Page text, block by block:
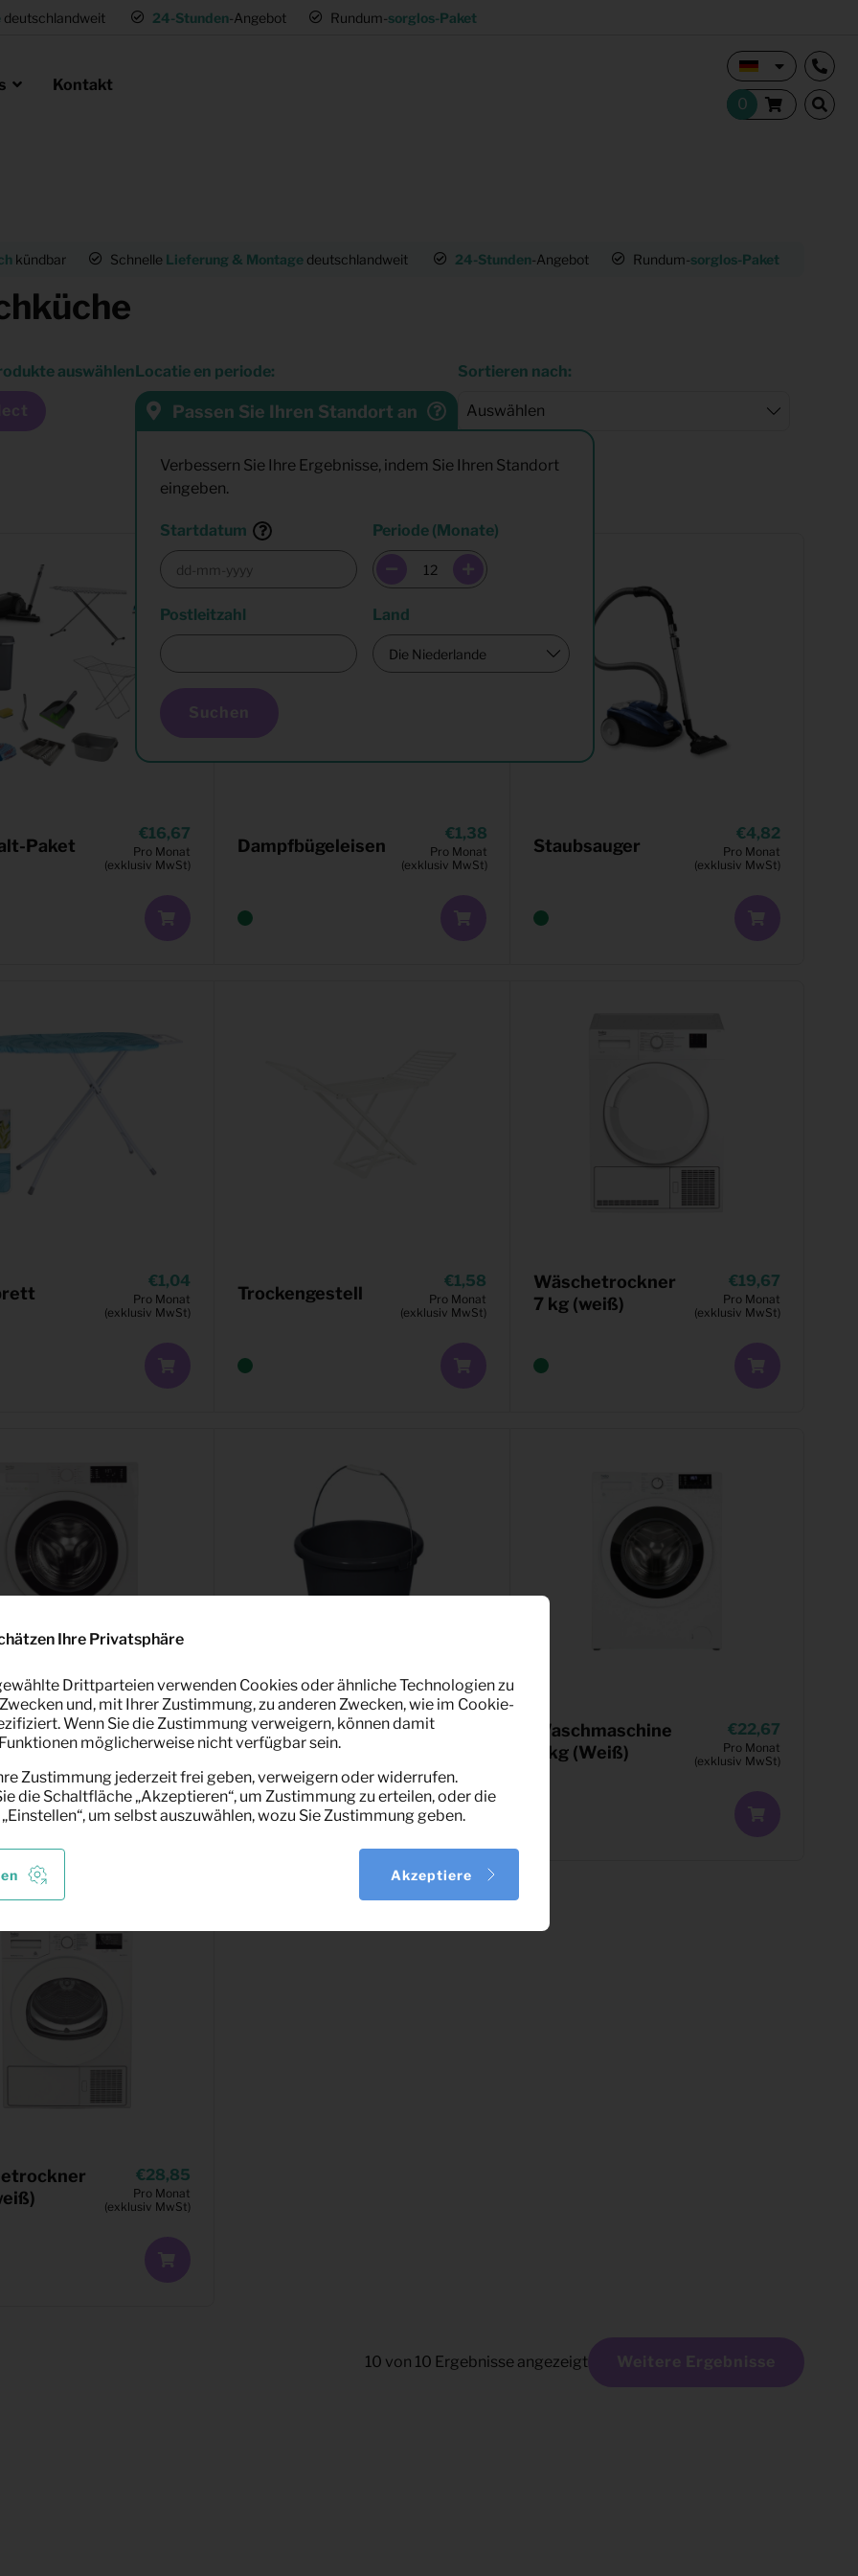
deutschlandweit 24-Stunden-Angebot Rundum-sorglos-Paket
Kontakt
als Profi
Vermietungsmakler und Investoren
Gastronomie
kündbar Schnelle Lieferung & Montage deutschlandweit 24-Stunden-Angebot Rundum-sorglos-Paket
auswählenLocatie en periode:
Passen Sie Ihren Standort an
Verbessern Sie Ihre Ergebnisse, indem Sie Ihren Standort
eingeben.
Startdatum Periode (Monate)
Postleitzahl Land
Suchen
Sortieren nach:
Paket
16,67
Pro Monat
(exklusiv MwSt)
Dampfbügeleisen
1,38
Pro Monat
(exklusiv MwSt)
Staubsauger
4,82
Pro Monat
(exklusiv MwSt)
1,04
Pro Monat
(exklusiv MwSt)
Trockengestell
1,58
Pro Monat
(exklusiv MwSt)
Wäschetrockner
7 kg (weiß)
19,67
Pro Monat
(exklusiv MwSt)
22,59
Pro Monat
Eimer
Waschmaschine
7 kg (Weiß)
22,67
Pro Monat
(exklusiv MwSt)
28,85
Pro Monat
(exklusiv MwSt)
10 von 10 Ergebnisse angezeigt Weitere Ergebnisse
Ihre Privatsphäre
Drittparteien verwenden Cookies oder ähnliche Technologien zu
und, mit Ihrer Zustimmung, zu anderen Zwecken, wie im Cookie-
Wenn Sie die Zustimmung verweigern, können damit
möglicherweise nicht verfügbar sein.
Zustimmung jederzeit frei geben, verweigern oder widerrufen.
die Schaltfläche „Akzeptieren“, um Zustimmung zu erteilen, oder die
um selbst auszuwählen, wozu Sie Zustimmung geben.
Akzeptiere